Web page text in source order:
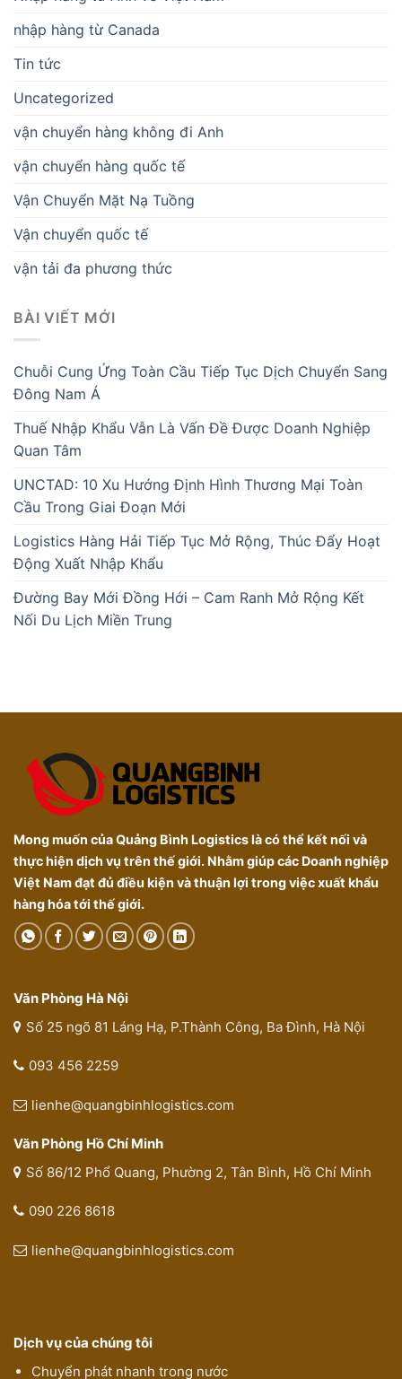
nhập hàng từ Canada
Tin tức
Uncategorized
vận chuyển hàng không đi Anh
vận chuyển hàng quốc tế
Vận Chuyển Mặt Nạ Tuồng
Vận chuyển quốc tế
vận tải đa phương thức
BÀI VIẾT MỚI
Chuỗi Cung Ứng Toàn Cầu Tiếp Tục Dịch Chuyển Sang
Đông Nam Á
Thuế Nhập Khẩu Vẫn Là Vấn Đề Được Doanh Nghiệp
Quan Tâm
UNCTAD: 10 Xu Hướng Định Hình Thương Mại Toàn
Cầu Trong Giai Đoạn Mới
Logistics Hàng Hải Tiếp Tục Mở Rộng, Thúc Đẩy Hoạt
Động Xuất Nhập Khẩu
Đường Bay Mới Đồng Hới – Cam Ranh Mở Rộng Kết
Nối Du Lịch Miền Trung
Mong muốn của Quảng Bình Logistics là có thể kết nối và
thực hiện dịch vụ trên thế giới. Nhằm giúp các Doanh nghiệp
Việt Nam đạt đủ điều kiện và thuận lợi trong việc xuất khẩu
hàng hóa tới thế giới.
Văn Phòng Hà Nội
Số 25 ngõ 81 Láng Hạ, P.Thành Công, Ba Đình, Hà Nội
093 456 2259
lienhe@quangbinhlogistics.com
Văn Phòng Hồ Chí Minh
Số 86/12 Phổ Quang, Phường 2, Tân Bình, Hồ Chí Minh
090 226 8618
lienhe@quangbinhlogistics.com
Dịch vụ của chúng tôi
Chuyển phát nhanh trong nước